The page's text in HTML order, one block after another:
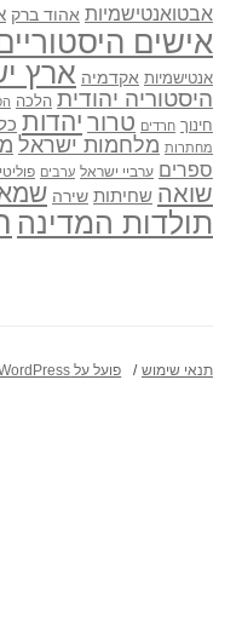
אבטואנטישמיות אהוד ברק
אישים
אנטישמיות אקדמיה ארץ
היסטוריה יהודית הלכה
חינוך חרדים טרור יהדות
מחתרות מלחמות ישראל
ספרים ערביי ישראל ערבים
שואה שחיתות שירה
תולדות המדינה
תנאי שימוש פועל על WordPress